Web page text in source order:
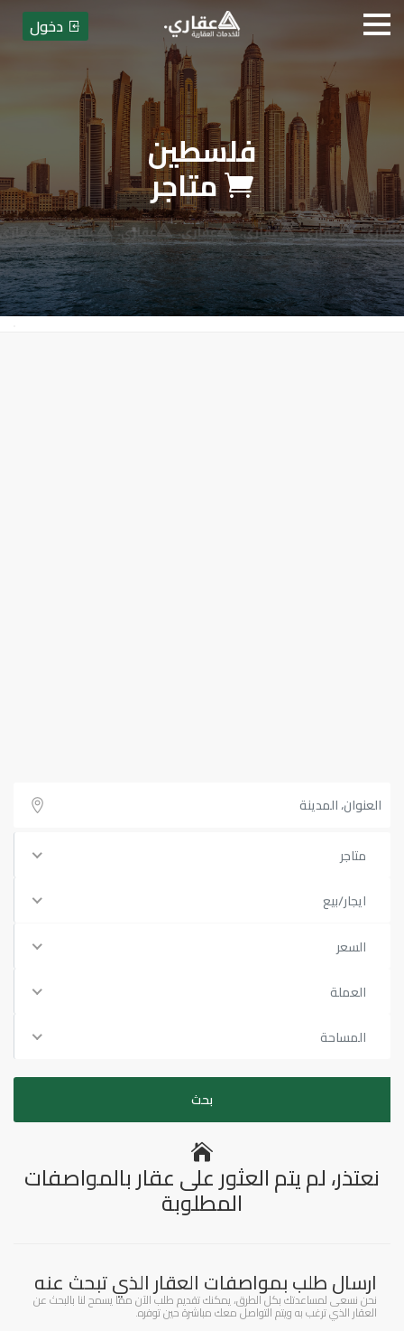
عقاري للخدمات العقارية
فلسطين
متاجر
متاجر
ايجار/بيع
السعر
العملة
المساحة
نعتذر، لم يتم العثور على عقار بالمواصفات
المطلوبة
ارسال طلب بمواصفات العقار الذي تبحث عنه
نحن نسعى لمساعدتك بكل الطرق، يمكنك تقديم طلب الآن مما يسمح لنا بالبحث عن
العقار الذي ترغب به ويتم التواصل معك مباشرة حين توفره.
دخول